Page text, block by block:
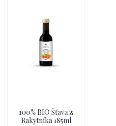
100% BIO Šťava z
Rakytníka 185ml